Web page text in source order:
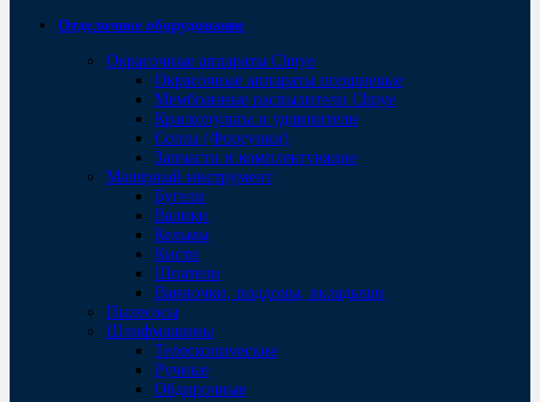
Отделочное оборудование
Окрасочные аппараты Chnye
Окрасочные аппараты поршневые
Мембранные распылители Chnye
Краскопульты и удлинители
Сопла (Форсунки)
Запчасти и комплектующие
Малярный инструмент
Бугели
Валики
Кельмы
Кисти
Шпатели
Ванночки, поддоны, вкладыши
Пылесосы
Шлифмашины
Телескопические
Ручные
Обдирочные